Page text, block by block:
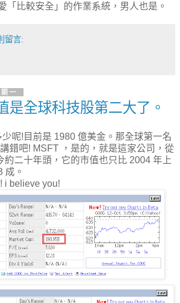
「比較安全」的作業系統，男人也是。
留言:
一
是全球科技股第二大了。
呢!目前是 1980 億美金。那全球第一名
錯吧! MSFT ，是的，就是這家公司，從
約二十年頭，它的市值也只比 2004 年上
成。
i believe you!